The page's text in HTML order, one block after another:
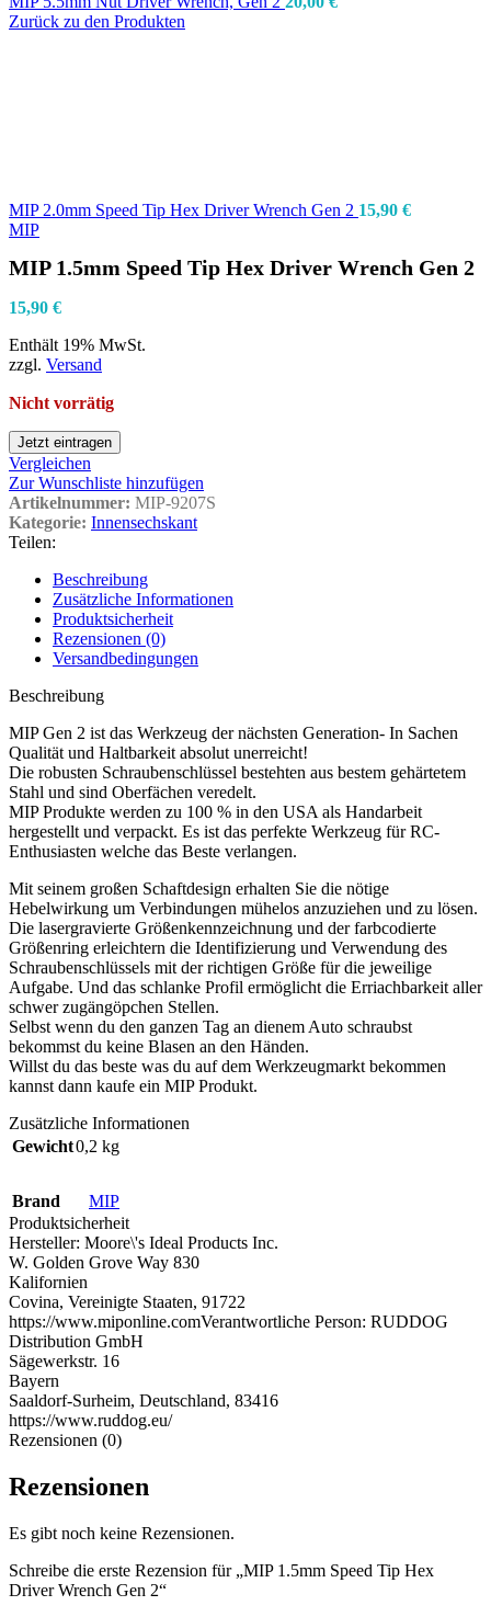
Zurück zu den Produkten
MIP 2.0mm Speed Tip Hex Driver Wrench Gen 2 15,90 €
MIP
MIP 1.5mm Speed Tip Hex Driver Wrench Gen 2
15,90 €
Enthält 19% MwSt.
zzgl. Versand
Nicht vorrätig
Jetzt eintragen
Vergleichen
Zur Wunschliste hinzufügen
Artikelnummer: MIP-9207S
Kategorie: Innensechskant
Teilen:
Beschreibung
Zusätzliche Informationen
Produktsicherheit
Rezensionen (0)
Versandbedingungen
Beschreibung
MIP Gen 2 ist das Werkzeug der nächsten Generation- In Sachen
Qualität und Haltbarkeit absolut unerreicht!
Die robusten Schraubenschlüssel bestehten aus bestem gehärtetem
Stahl und sind Oberfächen veredelt.
MIP Produkte werden zu 100 % in den USA als Handarbeit
hergestellt und verpackt. Es ist das perfekte Werkzeug für RC-
Enthusiasten welche das Beste verlangen.
Mit seinem großen Schaftdesign erhalten Sie die nötige
Hebelwirkung um Verbindungen mühelos anzuziehen und zu lösen.
Die lasergravierte Größenkennzeichnung und der farbcodierte
Größenring erleichtern die Identifizierung und Verwendung des
Schraubenschlüssels mit der richtigen Größe für die jeweilige
Aufgabe. Und das schlanke Profil ermöglicht die Erriachbarkeit aller
schwer zugängöpchen Stellen.
Selbst wenn du den ganzen Tag an dienem Auto schraubst
bekommst du keine Blasen an den Händen.
Willst du das beste was du auf dem Werkzeugmarkt bekommen
kannst dann kaufe ein MIP Produkt.
Zusätzliche Informationen
Gewicht0,2 kg
Brand
MIP
Produktsicherheit
Hersteller: Moore\'s Ideal Products Inc.
W. Golden Grove Way 830
Kalifornien
Covina, Vereinigte Staaten, 91722
https://www.miponline.comVerantwortliche Person: RUDDOG
Distribution GmbH
Sägewerkstr. 16
Bayern
Saaldorf-Surheim, Deutschland, 83416
https://www.ruddog.eu/
Rezensionen (0)
Rezensionen
Es gibt noch keine Rezensionen.
Schreibe die erste Rezension für „MIP 1.5mm Speed Tip Hex
Driver Wrench Gen 2“